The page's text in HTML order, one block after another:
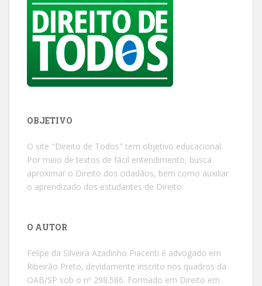
OBJETIVO
O site "Direito de Todos" tem objetivo educacional.
Por meio de textos de fácil entendimento, busca
aproximar o Direito dos cidadãos, bem como auxiliar
o aprendizado dos estudantes de Direito.
O AUTOR
Felipe da Silveira Azadinho Piacenti é advogado em
Ribeirão Preto, devidamente inscrito nos quadros da
OAB/SP sob o nº 298.586. Formado em Direito em